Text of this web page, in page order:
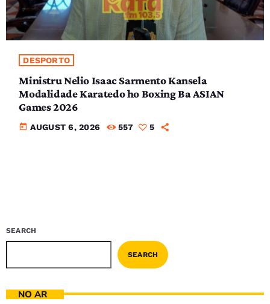
DESPORTO
Ministru Nelio Isaac Sarmento Kansela
Modalidade Karatedo ho Boxing Ba ASIAN
Games 2026
today AUGUST 6, 2026 557 5
SEARCH
SEARCH
NO AR